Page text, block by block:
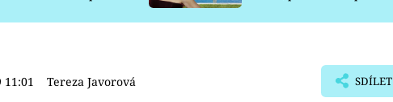
Tereza Javorová SDÍLET